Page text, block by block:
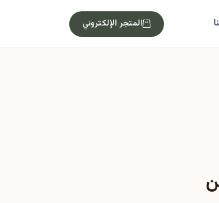
المتجر الإلكتروني